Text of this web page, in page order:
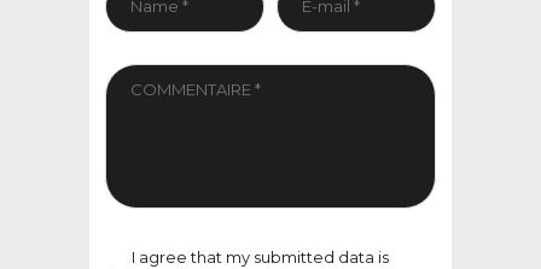
I agree that my submitted data is